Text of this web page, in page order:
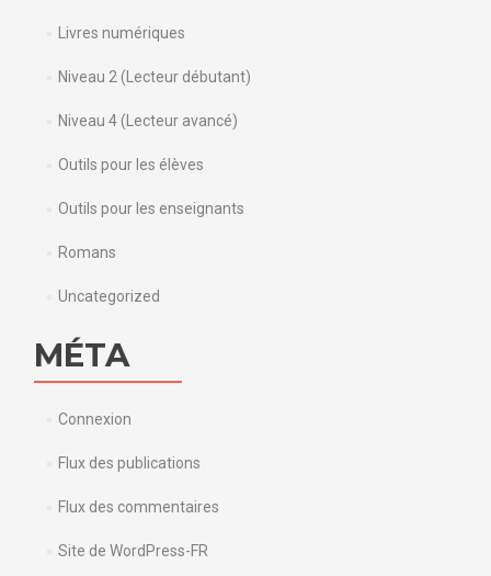
Livres numériques
Niveau 2 (Lecteur débutant)
Niveau 4 (Lecteur avancé)
Outils pour les élèves
Outils pour les enseignants
Romans
Uncategorized
MÉTA
Connexion
Flux des publications
Flux des commentaires
Site de WordPress-FR